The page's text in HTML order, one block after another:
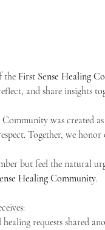
the First Sense Healing
and share insights
Community was created
Together, we
but feel the natural
Healing Community.
requests shared